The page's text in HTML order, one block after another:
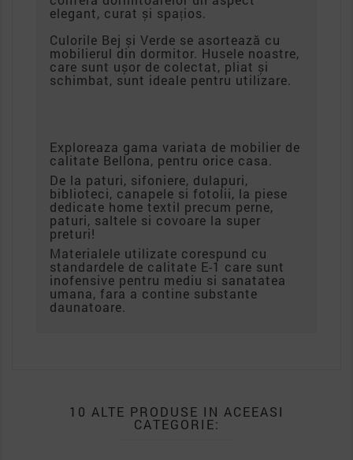
elegant, curat și spațios.
Culorile Bej și Verde se asortează cu
mobilierul din dormitor. Husele noastre,
care sunt ușor de colectat, pliat și
schimbat, sunt ideale pentru utilizare.
Exploreaza gama variata de mobilier de
calitate Bellona, pentru orice casa.
De la paturi, sifoniere, dulapuri,
biblioteci, canapele si fotolii, la piese
dedicate home textil precum perne,
paturi, saltele si covoare la super
preturi!
Materialele utilizate corespund cu
standardele de calitate E-1 care sunt
inofensive pentru mediu si sanatatea
umana, fara a contine substante
daunatoare.
10 ALTE PRODUSE IN ACEEASI
CATEGORIE: